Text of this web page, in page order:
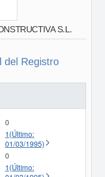
S.L.
del Registro
0
1(Último:
01/03/1995)
0
1(Último: